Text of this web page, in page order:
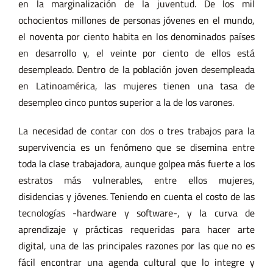
en la marginalización de la juventud. De los mil
ochocientos millones de personas jóvenes en el mundo,
el noventa por ciento habita en los denominados países
en desarrollo y, el veinte por ciento de ellos está
desempleado. Dentro de la población joven desempleada
en Latinoamérica, las mujeres tienen una tasa de
desempleo cinco puntos superior a la de los varones.
La necesidad de contar con dos o tres trabajos para la
supervivencia es un fenómeno que se disemina entre
toda la clase trabajadora, aunque golpea más fuerte a los
estratos más vulnerables, entre ellos mujeres,
disidencias y jóvenes. Teniendo en cuenta el costo de las
tecnologías -hardware y software-, y la curva de
aprendizaje y prácticas requeridas para hacer arte
digital, una de las principales razones por las que no es
fácil encontrar una agenda cultural que lo integre y